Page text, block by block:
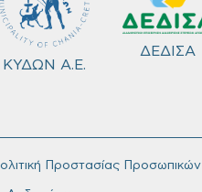
ΚΥΔΩΝ Α.Ε.
ΔΕΔΙΣΑ
Προστασίας Προσωπικών